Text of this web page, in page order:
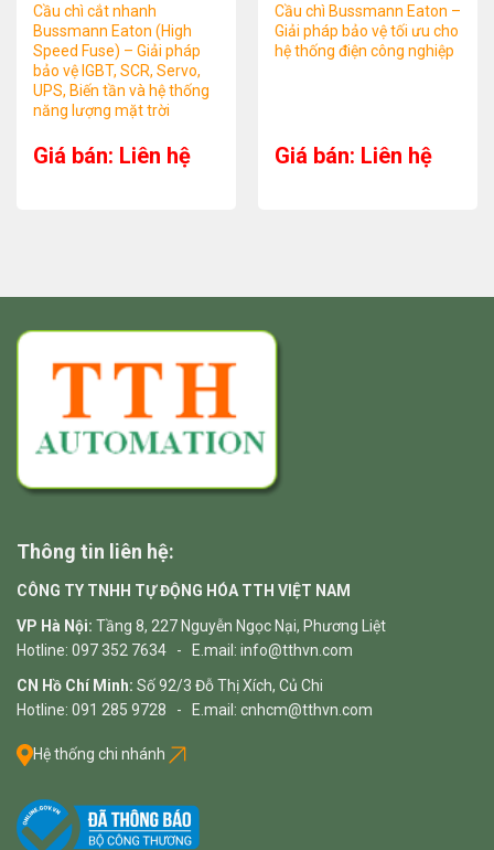
Cầu chì cắt nhanh
Bussmann Eaton (High
Speed Fuse) – Giải pháp
bảo vệ IGBT, SCR, Servo,
UPS, Biến tần và hệ thống
năng lượng mặt trời
Giá bán: Liên hệ
Cầu chì Bussmann Eaton –
Giải pháp bảo vệ tối ưu cho
hệ thống điện công nghiệp
Giá bán: Liên hệ
Thông tin liên hệ:
CÔNG TY TNHH TỰ ĐỘNG HÓA TTH VIỆT NAM
VP Hà Nội: Tầng 8, 227 Nguyễn Ngọc Nại, Phương Liệt
Hotline: 097 352 7634 - E.mail: info@tthvn.com
CN Hồ Chí Minh: Số 92/3 Đỗ Thị Xích, Củ Chi
Hotline: 091 285 9728 - E.mail: cnhcm@tthvn.com
Hệ thống chi nhánh